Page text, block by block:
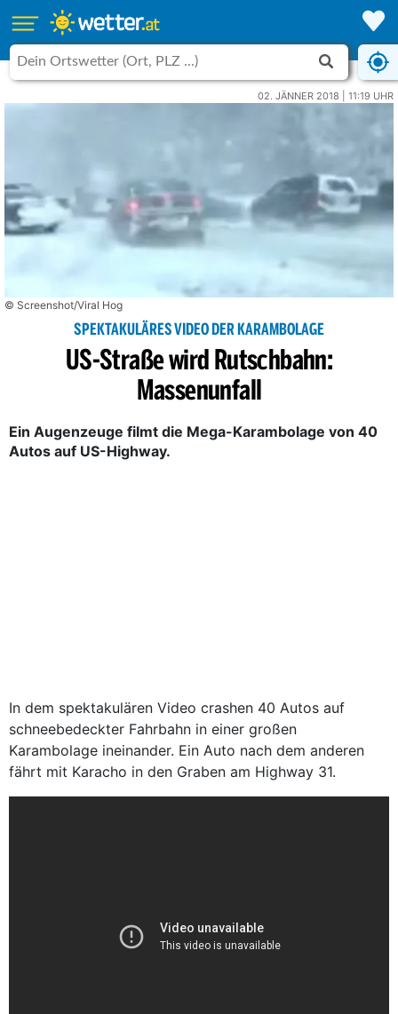
02. JÄNNER 2018 | 11:19 UHR
© Screenshot/Viral Hog
SPEKTAKULÄRES VIDEO DER KARAMBOLAGE
US-Straße wird Rutschbahn:
Massenunfall
Ein Augenzeuge filmt die Mega-Karambolage von 40
Autos auf US-Highway.
In dem spektakulären Video crashen 40 Autos auf
schneebedeckter Fahrbahn in einer großen
Karambolage ineinander. Ein Auto nach dem anderen
fährt mit Karacho in den Graben am Highway 31.